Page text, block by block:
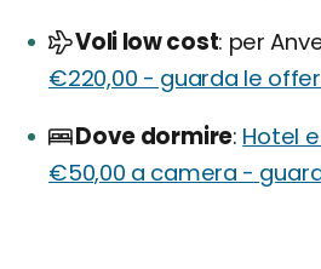
Voli low cost per
€220,00 - guarda le
Dove dormire Hotel
€50,00 a camera -